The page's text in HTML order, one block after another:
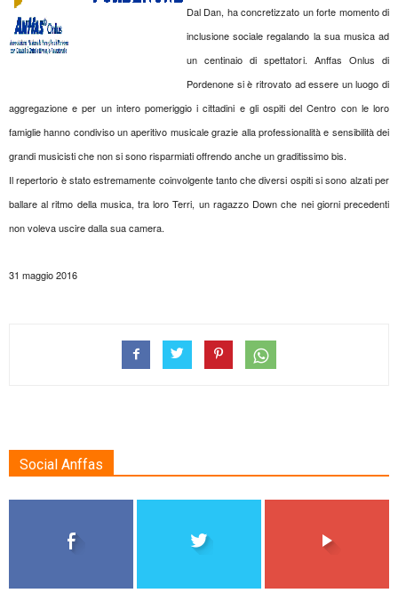
Dal Dan, ha concretizzato un forte momento di
inclusione sociale regalando la sua musica ad
un centinaio di spettatori. Anffas Onlus di
Pordenone si è ritrovato ad essere un luogo di
aggregazione e per un intero pomeriggio i cittadini e gli ospiti del Centro con le loro
famiglie hanno condiviso un aperitivo musicale grazie alla professionalità e sensibilità dei
grandi musicisti che non si sono risparmiati offrendo anche un graditissimo bis.
Il repertorio è stato estremamente coinvolgente tanto che diversi ospiti si sono alzati per
ballare al ritmo della musica, tra loro Terri, un ragazzo Down che nei giorni precedenti
non voleva uscire dalla sua camera.
31 maggio 2016
Social Anffas